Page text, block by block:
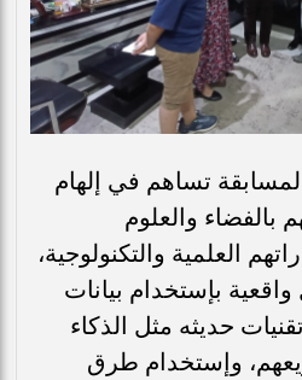
تساهم في إلهام
والعلوم
العلمية والتكنولوجية،
بإستخدام بيانات
حديثه مثل الذكاء
وإستخدام طرق